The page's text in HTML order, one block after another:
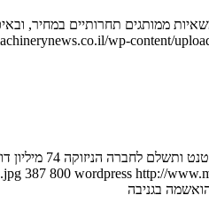
ממותגים תחרותיים במחיר,
wp-content/
74 מיליון דולר. הנה הפרטים
387 800 wordpress http://
בגניבה